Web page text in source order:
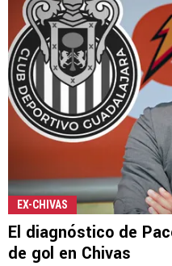
EX-CHIVAS
El diagnóstico de
de gol en Chivas